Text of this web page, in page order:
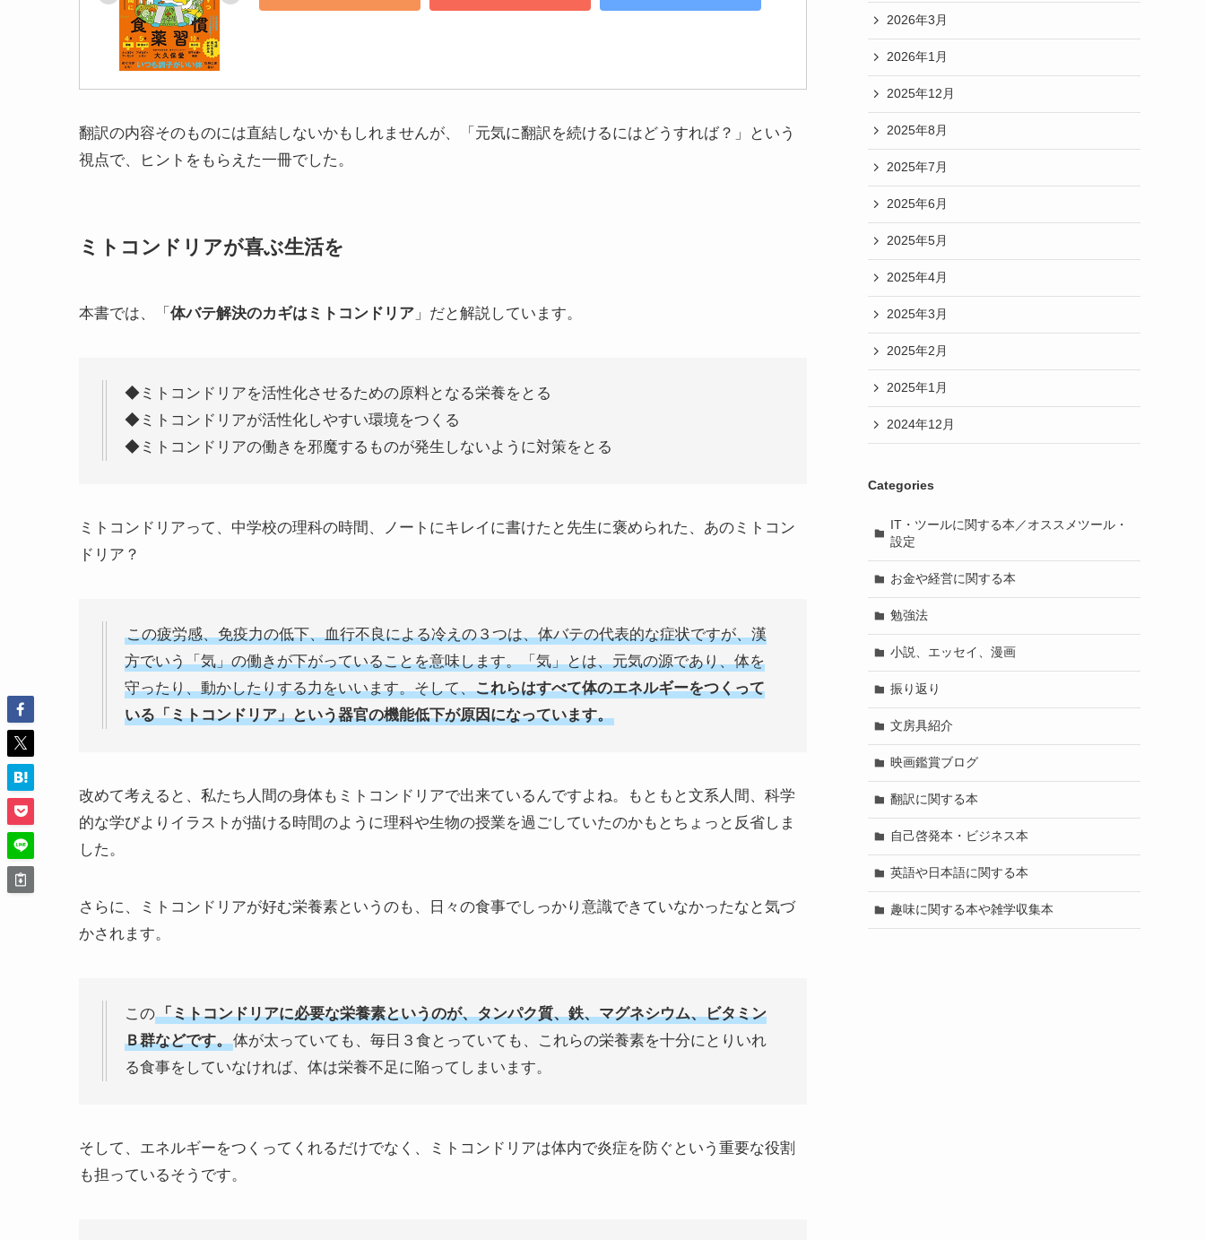
翻訳の内容そのものには直結しないかもしれませんが、「元気に翻訳を続けるにはどうすれば？」という
視点で、ヒントをもらえた一冊でした。
ミトコンドリアが喜ぶ生活を
本書では、「 体バテ解決のカギはミトコンドリア 」だと解説しています。
◆ミトコンドリアを活性化させるための原料となる栄養をとる
◆ミトコンドリアが活性化しやすい環境をつくる
◆ミトコンドリアの働きを邪魔するものが発生しないように対策をとる
ミトコンドリアって、中学校の理科の時間、ノートにキレイに書けたと先生に褒められた、あのミトコン
ドリア？
この疲労感、免疫力の低下、血行不良による冷えの３つは、体バテの代表的な症状ですが、漢
方でいう「気」の働きが下がっていることを意味します。「気」とは、元気の源であり、体を
守ったり、動かしたりする力をいいます。そして、これらはすべて体のエネルギーをつくって
いる「ミトコンドリア」という器官の機能低下が原因になっています。
改めて考えると、私たち人間の身体もミトコンドリアで出来ているんですよね。もともと文系人間、科学
的な学びよりイラストが描ける時間のように理科や生物の授業を過ごしていたのかもとちょっと反省しま
した。
さらに、ミトコンドリアが好む栄養素というのも、日々の食事でしっかり意識できていなかったなと気づ
かされます。
この「ミトコンドリアに必要な栄養素というのが、タンパク質、鉄、マグネシウム、ビタミン
Ｂ群などです。体が太っていても、毎日３食とっていても、これらの栄養素を十分にとりいれ
る食事をしていなければ、体は栄養不足に陥ってしまいます。
そして、エネルギーをつくってくれるだけでなく、ミトコンドリアは体内で炎症を防ぐという重要な役割
も担っているそうです。
2026年3月
2026年1月
2025年12月
2025年8月
2025年7月
2025年6月
2025年5月
2025年4月
2025年3月
2025年2月
2025年1月
2024年12月
Categories
IT・ツールに関する本／オススメツール・
設定
お金や経営に関する本
勉強法
小説、エッセイ、漫画
振り返り
文房具紹介
映画鑑賞ブログ
翻訳に関する本
自己啓発本・ビジネス本
英語や日本語に関する本
趣味に関する本や雑学収集本